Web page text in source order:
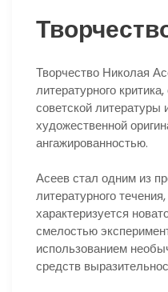
Творчество Николая
литературного
советской литературы
художественной
ангажированностью.
Асеев стал одним из
литературного
характеризуется
смелостью
использованием
средств